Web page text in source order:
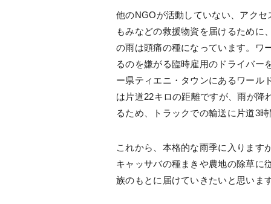
他のNGOが活動していない、アク
もみなどの救援物資を届けるために
の雨は頭痛の種になっています。ワ
るのを嫌がる臨時雇用のドライバー
ー県ティエニ・タウンにあるワール
は片道22キロの距離ですが、雨が降
るため、トラックでの輸送に片道3
これから、本格的な雨季に入ります
キャッサバの種まきや農地の除草に
族のもとに届けていきたいと思いま